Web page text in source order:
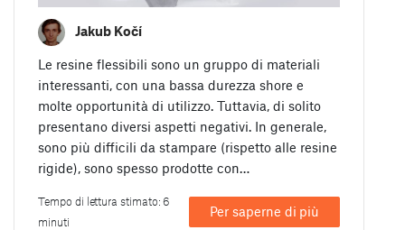
Jakub Kočí
Le resine flessibili sono un gruppo di materiali
interessanti, con una bassa durezza shore e
molte opportunità di utilizzo. Tuttavia, di solito
presentano diversi aspetti negativi. In generale,
sono più difficili da stampare (rispetto alle resine
rigide), sono spesso prodotte con…
Tempo di lettura stimato: 6
minuti
Per saperne di più